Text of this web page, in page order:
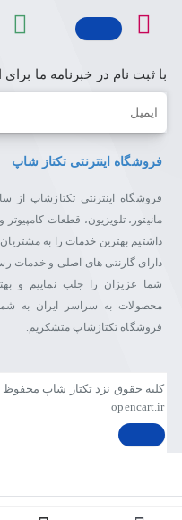
با ثبت نام در خبرنامه ما برای
ایمیل
فروشگاه اینترنتی تکتاز شاپ
مانیتور، تلویزیون، قطعات
داشتیم بهترین خدمات را به مشتریان
دارای گارنتی های اصلی و خدمات
شما عزیزان را جلب نماییم و
محصولات به سراسر ایران به
فروشگاه تکتازشاپ متشکریم.
کلیه حقوق نزد تکتاز شاپ
opencart.ir